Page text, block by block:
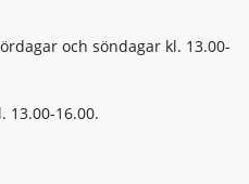
och söndagar kl. 13.00-
13.00-16.00.